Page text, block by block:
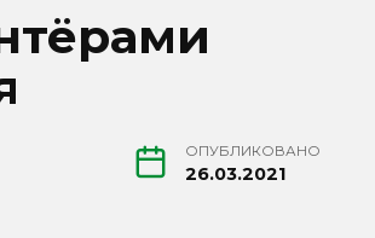
ОПУБЛИКОВАНО
26.03.2021